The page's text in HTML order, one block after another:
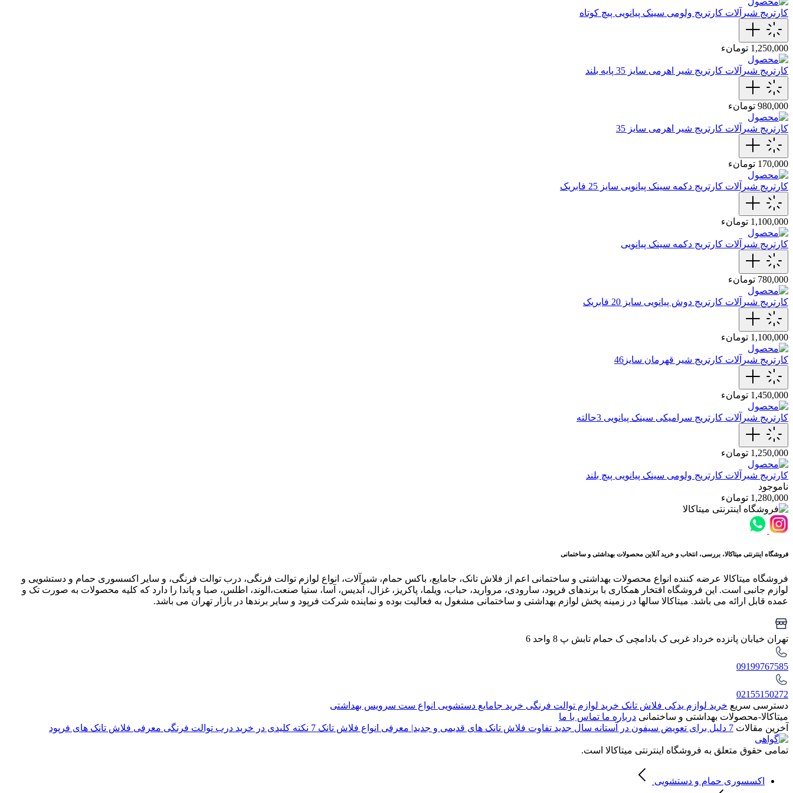
کارتریج شیرآلات کارتریج ولومی سینک پیانویی پیچ کوتاه
1,250,000 تومانء
کارتریج شیرآلات کارتریج شیر اهرمی سایز 35 پایه بلند
980,000 تومانء
کارتریج شیرآلات کارتریج شیر اهرمی سایز 35
170,000 تومانء
کارتریج شیرآلات کارتریج دکمه سینک پیانویی سایز 25 فابریک
1,100,000 تومانء
کارتریج شیرآلات کارتریج دکمه سینک پیانویی
780,000 تومانء
کارتریج شیرآلات کارتریج دوش پیانویی سایز 20 فابریک
1,100,000 تومانء
کارتریج شیرآلات کارتریج شیر قهرمان سایز46
1,450,000 تومانء
کارتریج شیرآلات کارتریج سرامیکی سینک پیانویی 3حالته
1,250,000 تومانء
کارتریج شیرآلات کارتریج ولومی سینک پیانویی پیچ بلند
ناموجود
1,280,000 تومانء
فروشگاه اینترنتی میتاکالا، بررسی، انتخاب و خرید آنلاین محصولات بهداشتی و ساختمانی
فروشگاه میتاکالا عرضه کننده انواع محصولات بهداشتی و ساختمانی اعم از فلاش تانک، جامایع، باکس حمام، شیرآلات، انواع لوازم توالت فرنگی، درب توالت فرنگی، و سایر اکسسوری حمام و دستشویی و
لوازم جانبی است. این فروشگاه افتخار همکاری با برندهای فرپود، سارودی، مروارید، حباب، ویلما، پاکریز، غزال، آبدیس، آسا، ستیا صنعت،الوند، اطلس، صبا و پاندا را دارد که کلیه محصولات به صورت تک و
عمده قابل ارائه می باشد. میتاکالا سالها در زمینه پخش لوازم بهداشتی و ساختمانی مشغول به فعالیت بوده و نماینده شرکت فرپود و سایر برندها در بازار تهران می باشد.
تهران خیابان پانزده خرداد غربی ک بادامچی ک حمام تابش پ 8 واحد 6
09199767585
02155150272
دسترسی سریع خرید لوازم یدکی فلاش تانک خرید لوازم توالت فرنگی خرید جامایع دستشویی انواع ست سرویس بهداشتی
میتاکالا-محصولات بهداشتی و ساختمانی درباره ما تماس با ما
آخرین مقالات 7 دلیل برای تعویض سیفون در آستانه سال جدید تفاوت فلاش تانک های قدیمی و جدید| معرفی انواع فلاش تانک 7 نکته کلیدی در خرید درب توالت فرنگی معرفی فلاش تانک های فرپود
تمامی حقوق متعلق به فروشگاه اینترنتی میتاکالا است.
اکسسوری حمام و دستشویی